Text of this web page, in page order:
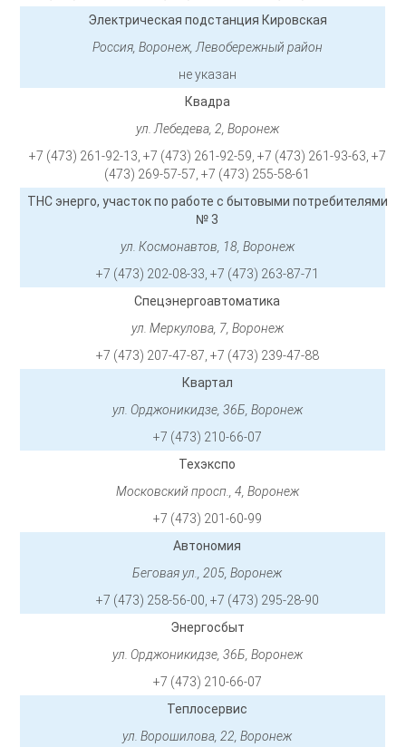
Электрическая подстанция Кировская
Россия, Воронеж, Левобережный район
не указан
Квадра
ул. Лебедева, 2, Воронеж
+7 (473) 261-92-13, +7 (473) 261-92-59, +7 (473) 261-93-63, +7
(473) 269-57-57, +7 (473) 255-58-61
ТНС энерго, участок по работе с бытовыми потребителями
№ 3
ул. Космонавтов, 18, Воронеж
+7 (473) 202-08-33, +7 (473) 263-87-71
Спецэнергоавтоматика
ул. Меркулова, 7, Воронеж
+7 (473) 207-47-87, +7 (473) 239-47-88
Квартал
ул. Орджоникидзе, 36Б, Воронеж
+7 (473) 210-66-07
Техэкспо
Московский просп., 4, Воронеж
+7 (473) 201-60-99
Автономия
Беговая ул., 205, Воронеж
+7 (473) 258-56-00, +7 (473) 295-28-90
Энергосбыт
ул. Орджоникидзе, 36Б, Воронеж
+7 (473) 210-66-07
Теплосервис
ул. Ворошилова, 22, Воронеж